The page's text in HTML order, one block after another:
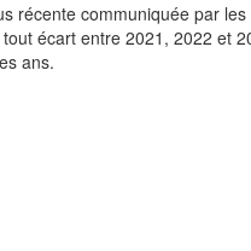
récente communiquée par les
écart entre 2021, 2022 et
ans.